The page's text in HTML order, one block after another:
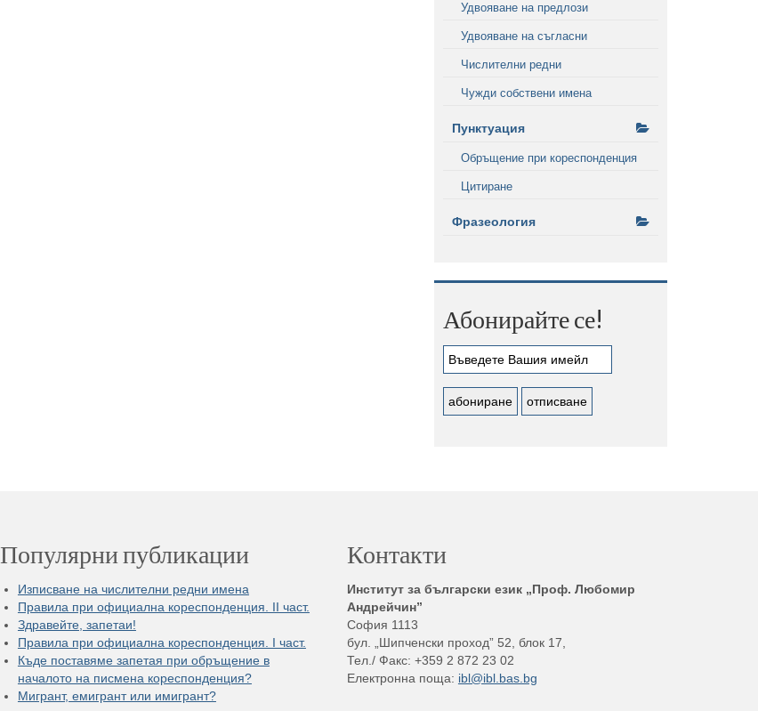
Удвояване на предлози
Удвояване на съгласни
Числителни редни
Чужди собствени имена
Пунктуация
Обръщение при кореспонденция
Цитиране
Фразеология
Абонирайте се!
Популярни публикации
Изписване на числителни редни имена
Правила при официална кореспонденция. II част.
Здравейте, запетаи!
Правила при официална кореспонденция. I част.
Къде поставяме запетая при обръщение в
началото на писмена кореспонденция?
Мигрант, емигрант или имигрант?
Контакти
Институт за български език „Проф. Любомир
Андрейчин”
София 1113
бул. „Шипченски проход” 52, блок 17,
Тел./ Факс: +359 2 872 23 02
Електронна поща: ibl@ibl.bas.bg